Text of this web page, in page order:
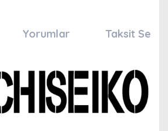
Yorumlar Taksit